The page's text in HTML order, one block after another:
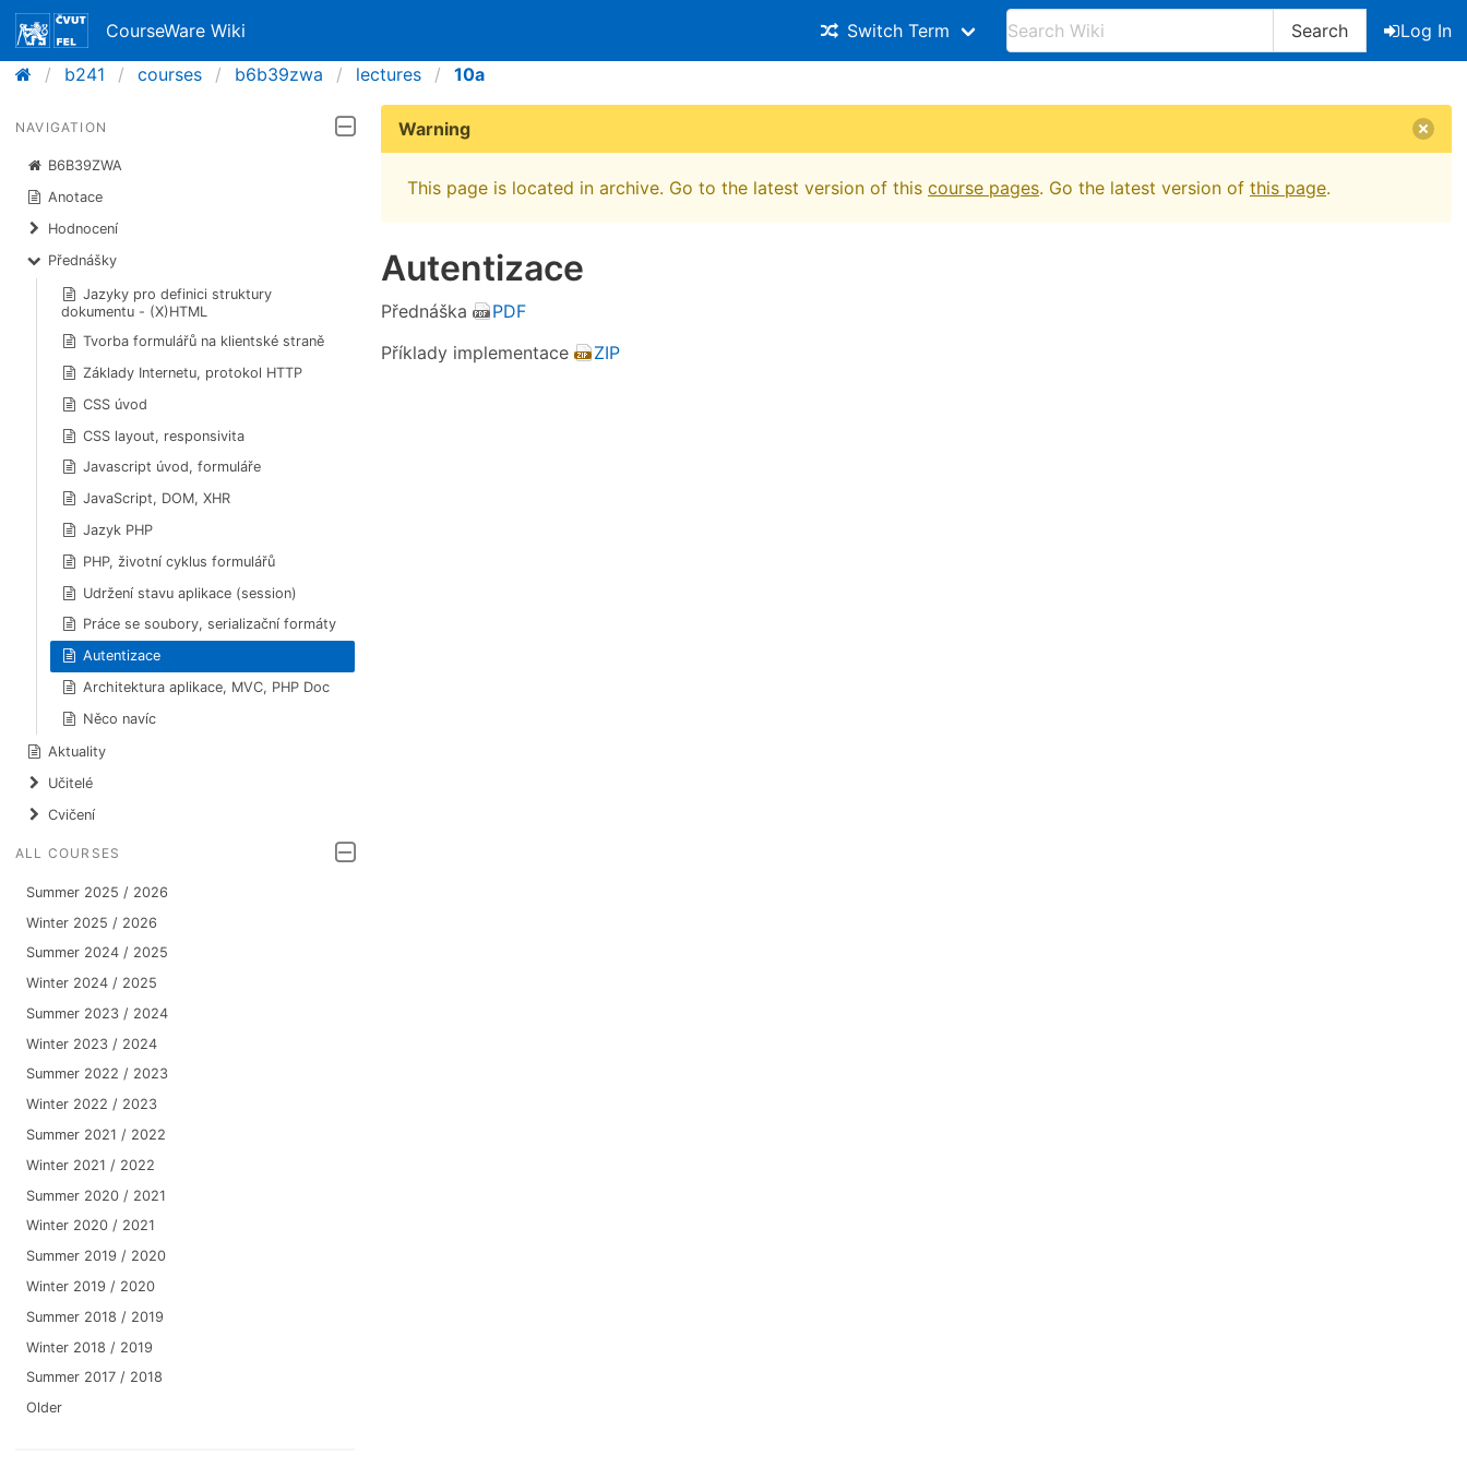
CourseWare Wiki Switch Term Search
Log In
b241
courses b6b39zwa lectures 10a
NAVIGATION
B6B39ZWA
Anotace
Hodnocení
Přednášky
Jazyky pro definici struktury
dokumentu - (X)HTML
Tvorba formulářů na klientské straně
Základy Internetu, protokol HTTP
CSS úvod
CSS layout, responsivita
Javascript úvod, formuláře
JavaScript, DOM, XHR
Jazyk PHP
PHP, životní cyklus formulářů
Udržení stavu aplikace (session)
Práce se soubory, serializační formáty
Autentizace
Architektura aplikace, MVC, PHP Doc
Něco navíc
Aktuality
Učitelé
Cvičení
ALL COURSES
Summer 2025 / 2026
Winter 2025 / 2026
Summer 2024 / 2025
Winter 2024 / 2025
Summer 2023 / 2024
Winter 2023 / 2024
Summer 2022 / 2023
Winter 2022 / 2023
Summer 2021 / 2022
Winter 2021 / 2022
Summer 2020 / 2021
Winter 2020 / 2021
Summer 2019 / 2020
Winter 2019 / 2020
Summer 2018 / 2019
Winter 2018 / 2019
Summer 2017 / 2018
Older
Warning
This page is located in archive. Go to the latest version of this course pages. Go the latest version of this page.
Autentizace
Přednáška
PDF
Příklady implementace
ZIP